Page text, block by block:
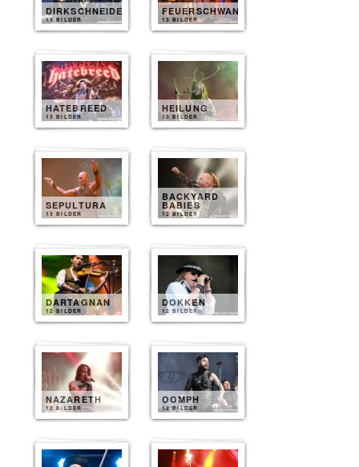
DIRKSCHNEIDER
13 BILDER
FEUERSCHWANZ
13 BILDER
HATEBREED
13 BILDER
HEILUNG
13 BILDER
SEPULTURA
13 BILDER
BACKYARD
BABIES
12 BILDER
DARTAGNAN
12 BILDER
DOKKEN
12 BILDER
NAZARETH
12 BILDER
OOMPH
12 BILDER